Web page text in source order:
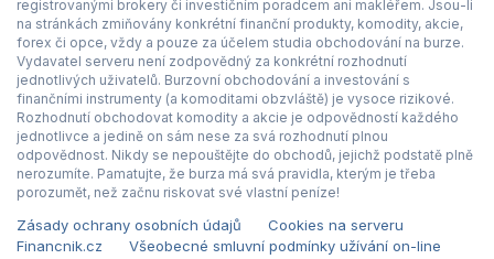
registrovanými brokery či investičním poradcem ani makléřem. Jsou-li
na stránkách zmiňovány konkrétní finanční produkty, komodity, akcie,
forex či opce, vždy a pouze za účelem studia obchodování na burze.
Vydavatel serveru není zodpovědný za konkrétní rozhodnutí
jednotlivých uživatelů. Burzovní obchodování a investování s
finančními instrumenty (a komoditami obzvláště) je vysoce rizikové.
Rozhodnutí obchodovat komodity a akcie je odpovědností každého
jednotlivce a jedině on sám nese za svá rozhodnutí plnou
odpovědnost. Nikdy se nepouštějte do obchodů, jejichž podstatě plně
nerozumíte. Pamatujte, že burza má svá pravidla, kterým je třeba
porozumět, než začnu riskovat své vlastní peníze!
Zásady ochrany osobních údajů
Cookies na serveru
Financnik.cz
Všeobecné smluvní podmínky užívání on-line